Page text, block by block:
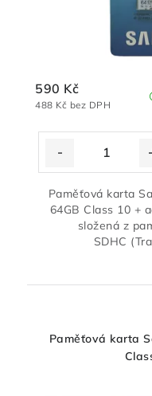
488 Kč bez DPH
590 Kč
Paměťová karta
64GB Class 10 +
složená z
SDHC
Paměťová karta